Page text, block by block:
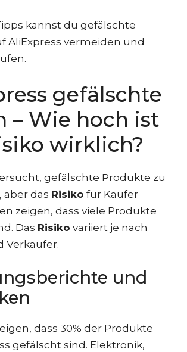
kannst du gefälschte
AliExpress vermeiden und
gefälschte
– Wie hoch ist
wirklich?
gefälschte Produkte zu
das Risiko für Käufer
zeigen, dass viele Produkte
Das Risiko variiert je nach
Verkäufer.
und
dass 30% der Produkte
gefälscht sind. Elektronik,